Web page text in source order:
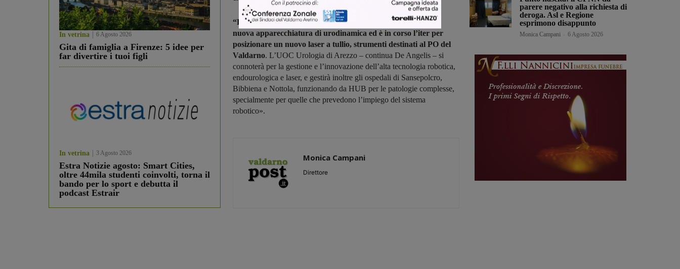
In vetrina 6 Agosto 2026
Gita di famiglia a Firenze: 5 idee per
far divertire i tuoi figli
In vetrina 3 Agosto 2026
Estra Notizie agosto: Smart Cities,
oltre 44mila studenti coinvolti, torna il
bando per lo sport e debutta il
podcast Estrair
“Per fare questo – prosegue De Angelis – è stata già acquisita
nuova apparecchiatura di urodinamica ed è in corso l’iter per
posizionare un nuovo laser a tullio, strumenti destinati al PO del
Valdarno. L’UOC Urologia di Arezzo – continua De Angelis – si
connoterà per la gestione e l’innovazione dell’alta tecnologia robotica,
endourologica e laser, e gestirà inoltre gli ospedali di Sansepolcro,
Bibbiena e Nottola, funzionando da HUB per le patologie complesse,
specialmente per quelle che prevedono l’impiego del sistema
robotico».
Monica Campani
Direttore
parere negativo alla richiesta di
deroga. Asl e Regione
esprimono disappunto
Monica Campani 6 Agosto 2026